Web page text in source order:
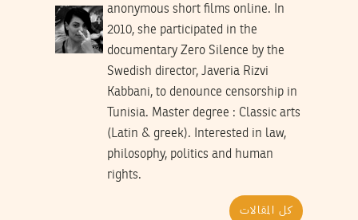
anonymous short films online. In
2010, she participated in the
documentary Zero Silence by the
Swedish director, Javeria Rizvi
Kabbani, to denounce censorship in
Tunisia. Master degree : Classic arts
(Latin & greek). Interested in law,
philosophy, politics and human
rights.
كل المقالات